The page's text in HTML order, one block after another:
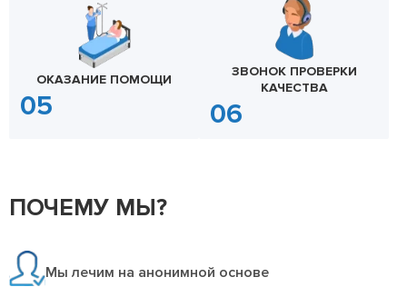
ОКАЗАНИЕ ПОМОЩИ
ЗВОНОК ПРОВЕРКИ
КАЧЕСТВА
ПОЧЕМУ МЫ?
Мы лечим на анонимной основе